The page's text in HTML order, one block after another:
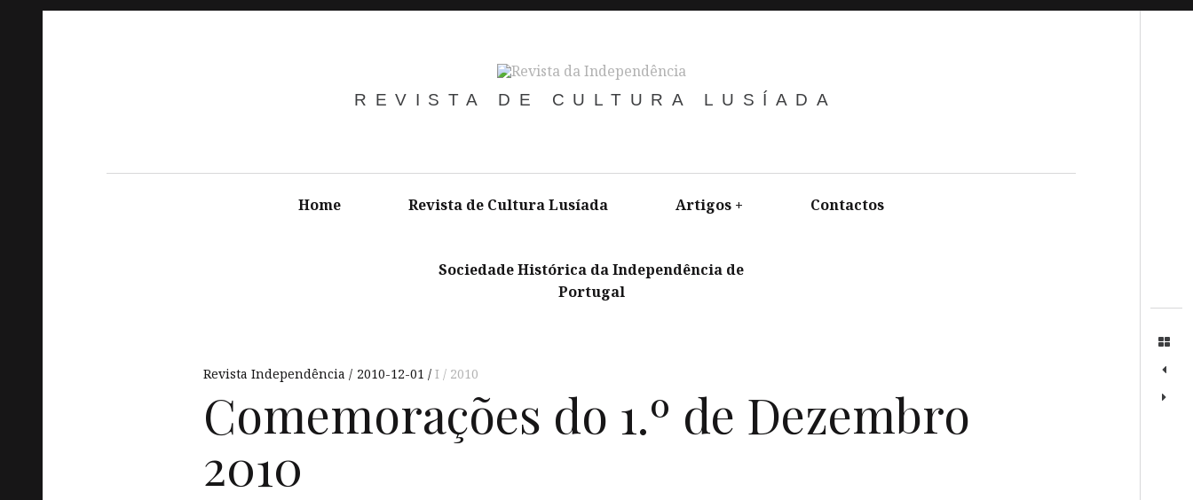
REVISTA DE CULTURA LUSÍADA
Home Revista de Cultura Lusíada Artigos + Contactos
Sociedade Histórica da Independência de
Portugal
Revista Independência 2010-12-01 I / 2010
Comemorações do 1.º de Dezembro
2010